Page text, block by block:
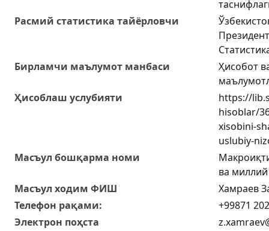
Расмий статистика тайёрловчи
Бирламчи маълумот манбаси
Ҳисобот
Ҳисоблаш услубияти
https://
hisoblar/
xisobini-
uslubiy-
Масъул бошқарма номи
ва
Масъул ходим ФИШ
Хамраев
Телефон рақами:
+99871
Электрон поҳcта